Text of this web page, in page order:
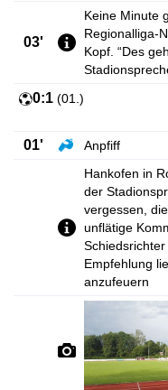
03'
Keine Minute
Regionalliga-
Kopf. “Des
0:1 (01. )
01'
Anpfiff
Hankofen in
der
vergessen,
unflätige
Empfehlung
anzufeuern